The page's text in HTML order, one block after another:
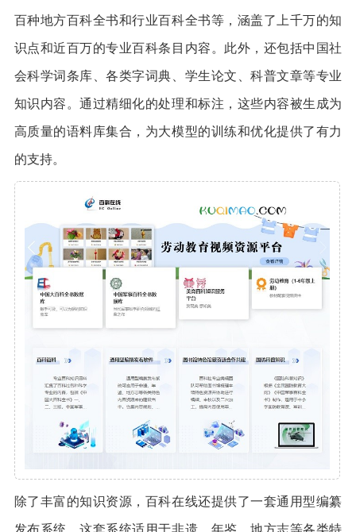
百种地方百科全书和行业百科全书等，涵盖了上千万的知
识点和近百万的专业百科条目内容。此外，还包括中国社
会科学词条库、各类字词典、学生论文、科普文章等专业
知识内容。通过精细化的处理和标注，这些内容被生成为
高质量的语料库集合，为大模型的训练和优化提供了有力
的支持。
除了丰富的知识资源，百科在线还提供了一套通用型编纂